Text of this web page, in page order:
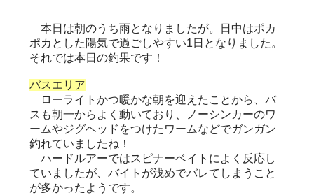
本日は朝のうち雨となりましたが。日中はポカ
ポカとした陽気で過ごしやすい1日となりました。
それでは本日の釣果です！
バスエリア
ローライトかつ暖かな朝を迎えたことから、バ
スも朝一からよく動いており、ノーシンカーのワ
ームやジグヘッドをつけたワームなどでガンガン
釣れていましたね！
ハードルアーではスピナーベイトによく反応し
ていましたが、バイトが浅めでバレてしまうこと
が多かったようです。